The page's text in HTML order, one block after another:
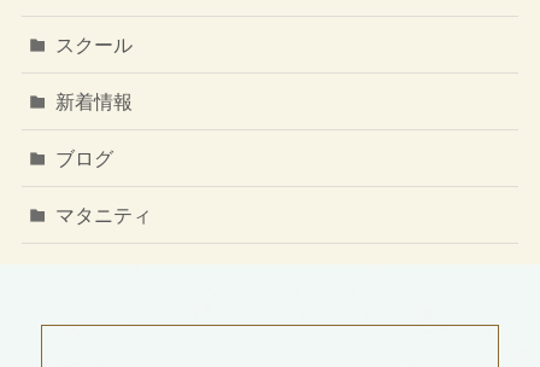
スクール
新着情報
ブログ
マタニティ